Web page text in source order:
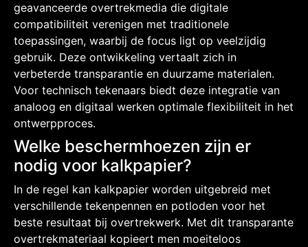
geavanceerde overtrekmedia die digitale
compatibiliteit verenigen met traditionele
toepassingen, waarbij de focus ligt op veelzijdig
gebruik. Deze ontwikkeling vertaalt zich in
verbeterde transparantie en duurzame materialen.
Voor technisch tekenaars biedt deze integratie van
analoog en digitaal werken optimale flexibiliteit in het
ontwerpproces.
Welke beschermhoezen zijn er
nodig voor kalkpapier?
In de regel kan kalkpapier worden uitgebreid met
verschillende tekenpennen en potloden voor het
beste resultaat bij overtrekwerk. Met dit transparante
overtrekmateriaal kopieert men moeiteloos